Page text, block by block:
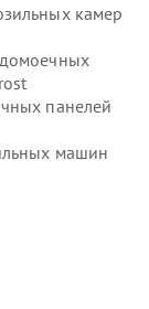
камер
панелей
машин